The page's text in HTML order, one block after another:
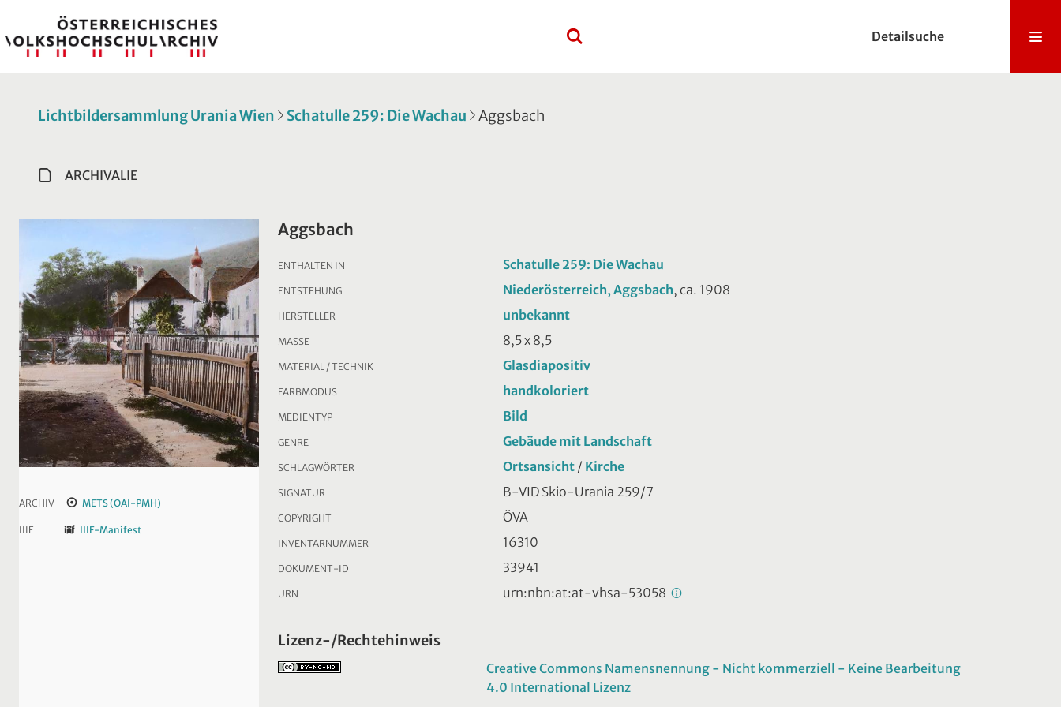
Detailsuche
Lichtbildersammlung Urania Wien Schatulle 259: Die Wachau Aggsbach
ARCHIVALIE
ARCHIV METS (OAI-PMH)
IIIF IIIF-Manifest
Aggsbach
ENTHALTEN IN Schatulle 259: Die Wachau
ENTSTEHUNG Niederösterreich, Aggsbach, ca. 1908
HERSTELLER unbekannt
MASSE 8,5 x 8,5
MATERIAL / TECHNIK Glasdiapositiv
FARBMODUS handkoloriert
MEDIENTYP Bild
GENRE Gebäude mit Landschaft
SCHLAGWÖRTER Ortsansicht / Kirche
SIGNATUR B-VID Skio-Urania 259/7
COPYRIGHT ÖVA
INVENTARNUMMER 16310
DOKUMENT-ID 33941
URN urn:nbn:at:at-vhsa-53058
Lizenz-/Rechtehinweis
Creative Commons Namensnennung - Nicht kommerziell - Keine Bearbeitung
4.0 International Lizenz